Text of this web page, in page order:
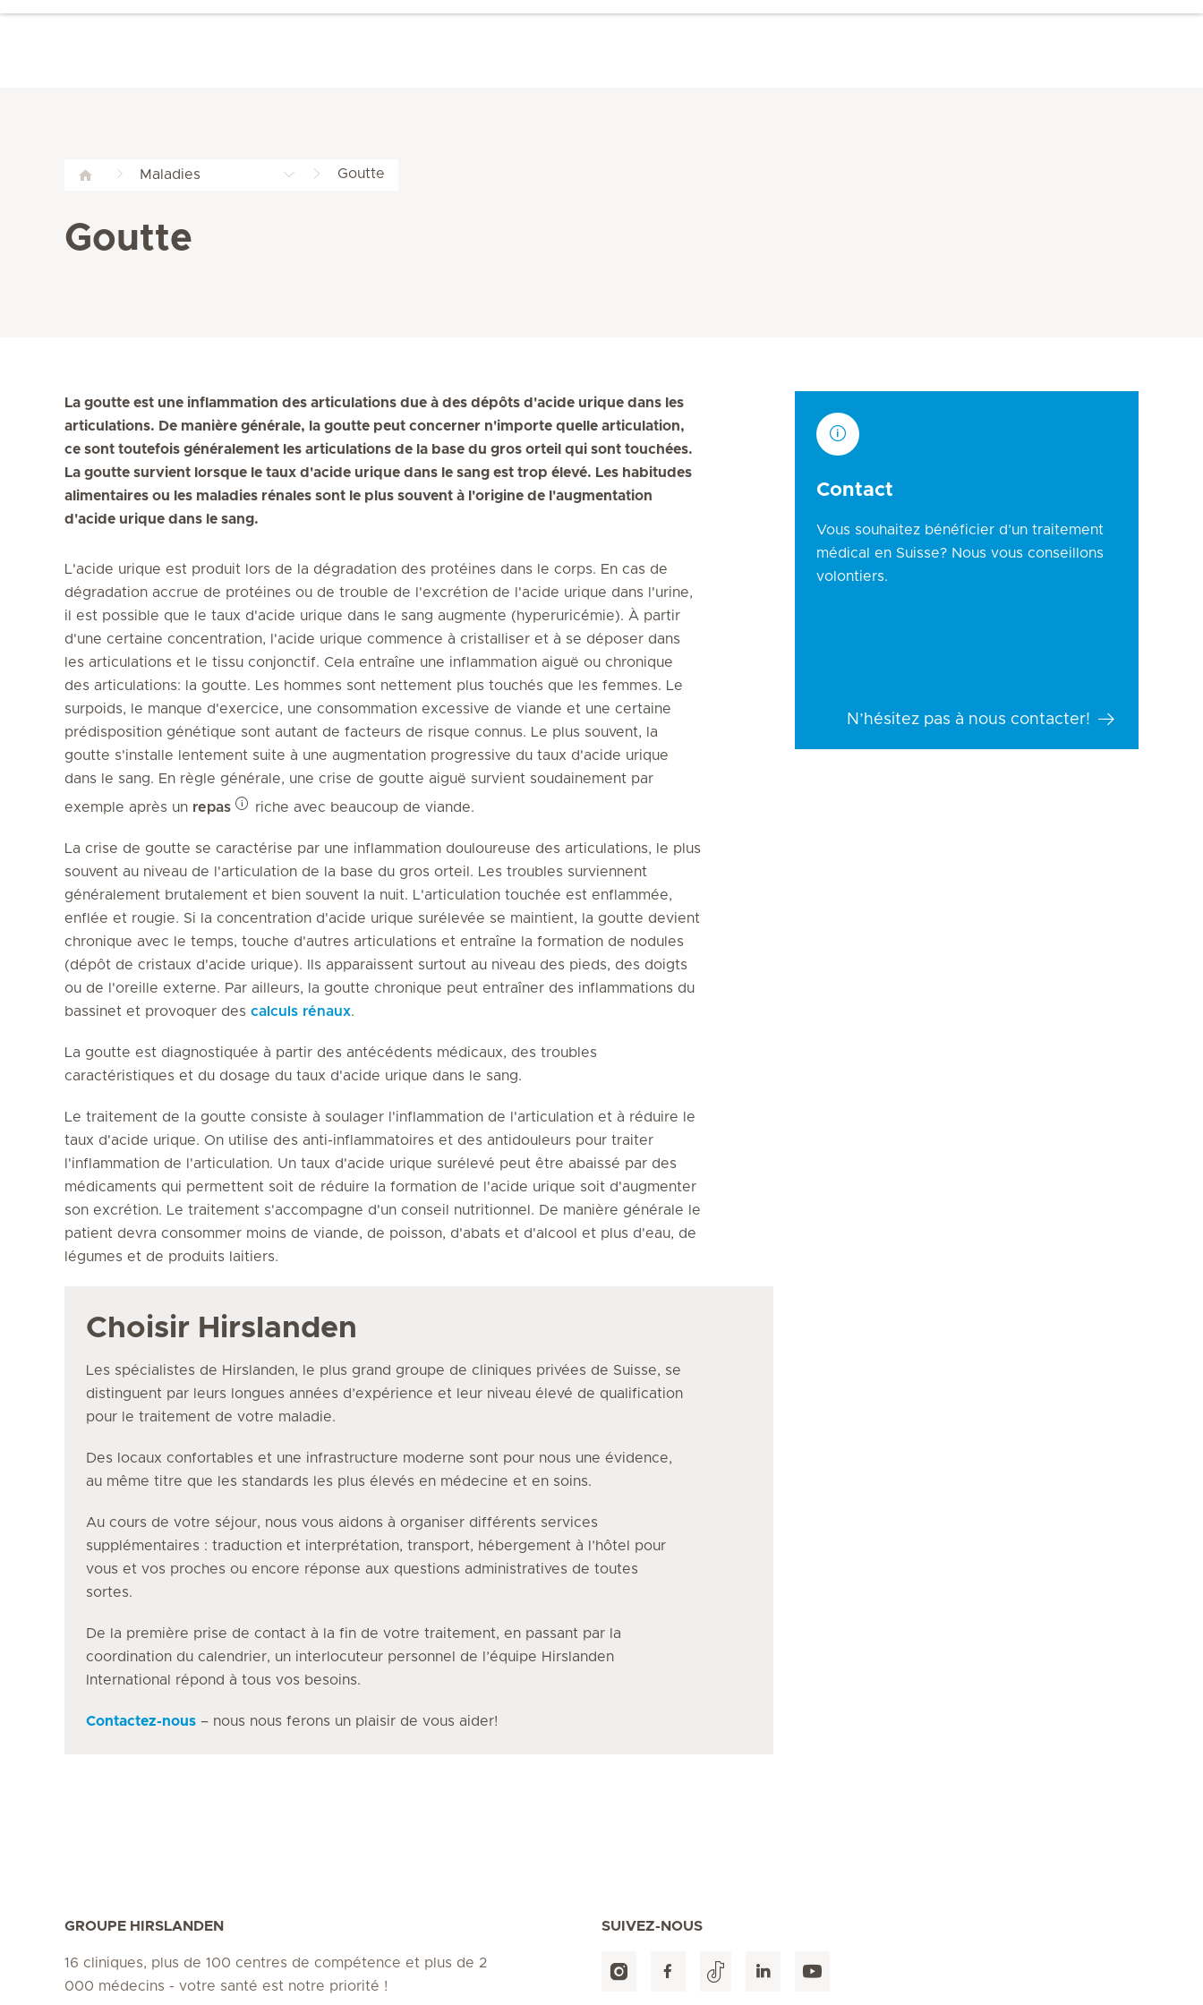
Maladies Goutte
Goutte
La goutte est une inflammation des articulations due à des dépôts d'acide urique dans les
articulations. De manière générale, la goutte peut concerner n'importe quelle articulation,
ce sont toutefois généralement les articulations de la base du gros orteil qui sont touchées.
La goutte survient lorsque le taux d'acide urique dans le sang est trop élevé. Les habitudes
alimentaires ou les maladies rénales sont le plus souvent à l'origine de l'augmentation
d'acide urique dans le sang.
L'acide urique est produit lors de la dégradation des protéines dans le corps. En cas de
dégradation accrue de protéines ou de trouble de l'excrétion de l'acide urique dans l'urine,
il est possible que le taux d'acide urique dans le sang augmente (hyperuricémie). À partir
d'une certaine concentration, l'acide urique commence à cristalliser et à se déposer dans
les articulations et le tissu conjonctif. Cela entraîne une inflammation aiguë ou chronique
des articulations: la goutte. Les hommes sont nettement plus touchés que les femmes. Le
surpoids, le manque d'exercice, une consommation excessive de viande et une certaine
prédisposition génétique sont autant de facteurs de risque connus. Le plus souvent, la
goutte s'installe lentement suite à une augmentation progressive du taux d'acide urique
dans le sang. En règle générale, une crise de goutte aiguë survient soudainement par
exemple après un repas riche avec beaucoup de viande.
La crise de goutte se caractérise par une inflammation douloureuse des articulations, le plus
souvent au niveau de l'articulation de la base du gros orteil. Les troubles surviennent
généralement brutalement et bien souvent la nuit. L'articulation touchée est enflammée,
enflée et rougie. Si la concentration d'acide urique surélevée se maintient, la goutte devient
chronique avec le temps, touche d'autres articulations et entraîne la formation de nodules
(dépôt de cristaux d'acide urique). Ils apparaissent surtout au niveau des pieds, des doigts
ou de l'oreille externe. Par ailleurs, la goutte chronique peut entraîner des inflammations du
bassinet et provoquer des calculs rénaux.
La goutte est diagnostiquée à partir des antécédents médicaux, des troubles
caractéristiques et du dosage du taux d'acide urique dans le sang.
Le traitement de la goutte consiste à soulager l'inflammation de l'articulation et à réduire le
taux d'acide urique. On utilise des anti-inflammatoires et des antidouleurs pour traiter
l'inflammation de l'articulation. Un taux d'acide urique surélevé peut être abaissé par des
médicaments qui permettent soit de réduire la formation de l'acide urique soit d'augmenter
son excrétion. Le traitement s'accompagne d'un conseil nutritionnel. De manière générale le
patient devra consommer moins de viande, de poisson, d'abats et d'alcool et plus d'eau, de
légumes et de produits laitiers.
Choisir Hirslanden
Les spécialistes de Hirslanden, le plus grand groupe de cliniques privées de Suisse, se
distinguent par leurs longues années d’expérience et leur niveau élevé de qualification
pour le traitement de votre maladie.
Des locaux confortables et une infrastructure moderne sont pour nous une évidence,
au même titre que les standards les plus élevés en médecine et en soins.
Au cours de votre séjour, nous vous aidons à organiser différents services
supplémentaires : traduction et interprétation, transport, hébergement à l’hôtel pour
vous et vos proches ou encore réponse aux questions administratives de toutes
sortes.
De la première prise de contact à la fin de votre traitement, en passant par la
coordination du calendrier, un interlocuteur personnel de l’équipe Hirslanden
International répond à tous vos besoins.
Contactez-nous – nous nous ferons un plaisir de vous aider!
Contact
Vous souhaitez bénéficier d’un traitement
médical en Suisse? Nous vous conseillons
volontiers.
N’hésitez pas à nous contacter!
GROUPE HIRSLANDEN
16 cliniques, plus de 100 centres de compétence et plus de 2
000 médecins - votre santé est notre priorité !
SUIVEZ-NOUS